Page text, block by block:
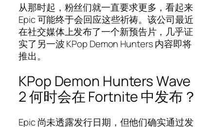
从那时起，粉丝们就一直要求更多，看起来
Epic 可能终于会回应这些祈祷。该公司最近
在社交媒体上发布了一个新预告片，几乎证
实了另一波 KPop Demon Hunters 内容即将
推出。
KPop Demon Hunters Wave
2 何时会在 Fortnite 中发布？
Epic 尚未透露发行日期，但他们确实通过发